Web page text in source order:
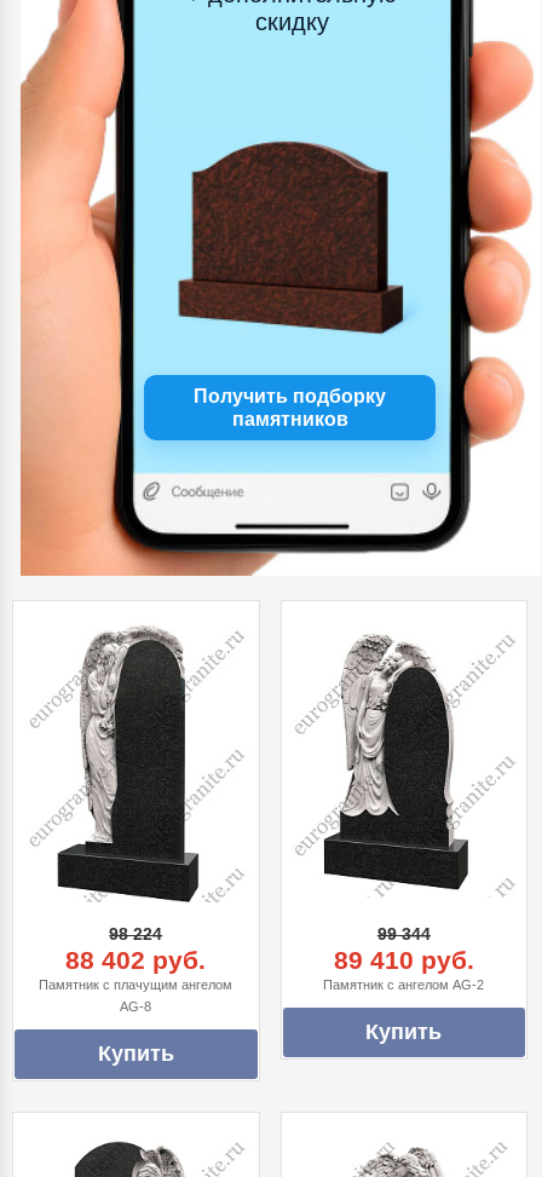
скидку
Получить подборку
памятников
98 224
88 402 руб.
Памятник с плачущим ангелом
AG-8
99 344
89 410 руб.
Памятник с ангелом AG-2